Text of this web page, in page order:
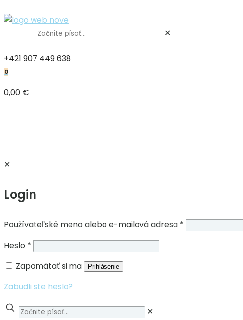
✕
+421 907 449 638
0
0,00 €
✕
Login
Používateľské meno alebo e-mailová adresa *
Heslo *
Zapamätať si ma
Prihlásenie
Zabudli ste heslo?
✕